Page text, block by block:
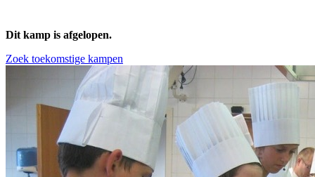
Dit kamp is afgelopen.
Zoek toekomstige kampen